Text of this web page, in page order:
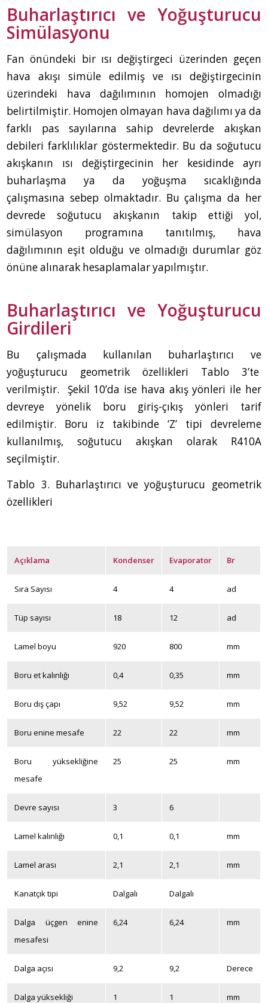
Buharlaştırıcı ve Yoğuşturucu
Simülasyonu
Fan önündeki bir ısı değiştirgeci üzerinden geçen
hava akışı simüle edilmiş ve ısı değiştirgecinin
üzerindeki hava dağılımının homojen olmadığı
belirtilmiştir. Homojen olmayan hava dağılımı ya da
farklı pas sayılarına sahip devrelerde akışkan
debileri farklılıklar göstermektedir. Bu da soğutucu
akışkanın ısı değiştirgecinin her kesidinde ayrı
buharlaşma ya da yoğuşma sıcaklığında
çalışmasına sebep olmaktadır. Bu çalışma da her
devrede soğutucu akışkanın takip ettiği yol,
simülasyon programına tanıtılmış, hava
dağılımının eşit olduğu ve olmadığı durumlar göz
önüne alınarak hesaplamalar yapılmıştır.
Buharlaştırıcı ve Yoğuşturucu
Girdileri
Bu çalışmada kullanılan buharlaştırıcı ve
yoğuşturucu geometrik özellikleri Tablo 3’te
verilmiştir. Şekil 10’da ise hava akış yönleri ile her
devreye yönelik boru giriş-çıkış yönleri tarif
edilmiştir. Boru iz takibinde ‘Z’ tipi devreleme
kullanılmış, soğutucu akışkan olarak R410A
seçilmiştir.
Tablo 3. Buharlaştırıcı ve yoğuşturucu geometrik
özellikleri
Açıklama Kondenser Evaporator Br
Sıra Sayısı 4 4 ad
Tüp sayısı 18 12 ad
Lamel boyu 920 800 mm
Boru et kalınlığı 0,4 0,35 mm
Boru dış çapı 9,52 9,52 mm
Boru enine mesafe 22 22 mm
Boru yüksekliğine
mesafe
25 25 mm
Devre sayısı 3 6
Lamel kalınlığı 0,1 0,1 mm
Lamel arası 2,1 2,1 mm
Kanatçık tipi Dalgalı Dalgalı
Dalga üçgen enine
mesafesi
6,24 6,24 mm
Dalga açısı 9,2 9,2 Derece
Dalga yüksekliği 1 1 mm